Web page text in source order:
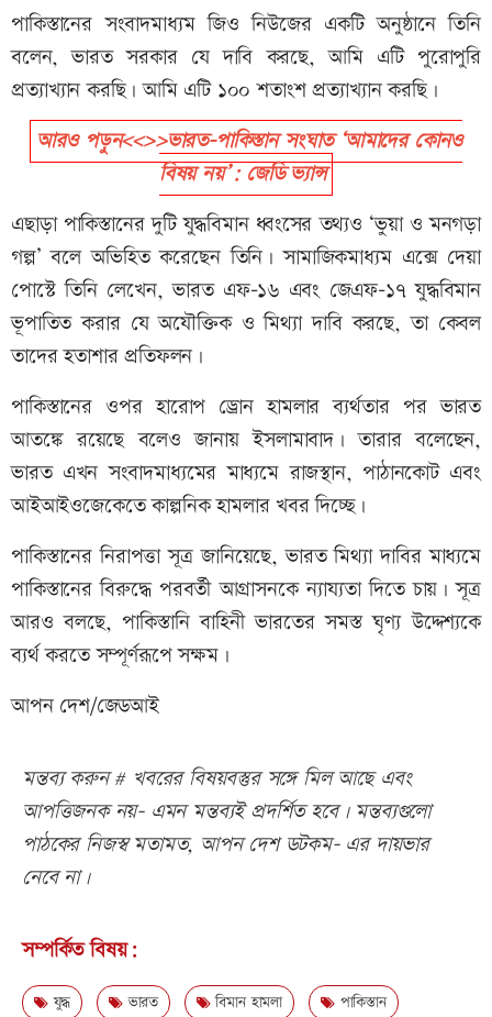
পাকিস্তানের সংবাদমাধ্যম জিও নিউজের একটি অনুষ্ঠানে তিনি
বলেন, ভারত সরকার যে দাবি করছে, আমি এটি পুরোপুরি
প্রত্যাখ্যান করছি। আমি এটি ১০০ শতাংশ প্রত্যাখ্যান করছি।
আরও পড়ুন<<>>ভারত-পাকিস্তান সংঘাত ‘আমাদের কোনও
বিষয় নয়’: জেডি ভ্যান্স
এছাড়া পাকিস্তানের দুটি যুদ্ধবিমান ধ্বংসের তথ্যও ‘ভুয়া ও মনগড়া
গল্প’ বলে অভিহিত করেছেন তিনি। সামাজিকমাধ্যম এক্সে দেয়া
পোস্টে তিনি লেখেন, ভারত এফ-১৬ এবং জেএফ-১৭ যুদ্ধবিমান
ভূপাতিত করার যে অযৌক্তিক ও মিথ্যা দাবি করছে, তা কেবল
তাদের হতাশার প্রতিফলন।
পাকিস্তানের ওপর হারোপ ড্রোন হামলার ব্যর্থতার পর ভারত
আতঙ্কে রয়েছে বলেও জানায় ইসলামাবাদ। তারার বলেছেন,
ভারত এখন সংবাদমাধ্যমের মাধ্যমে রাজস্থান, পাঠানকোট এবং
আইআইওজেকেতে কাল্পনিক হামলার খবর দিচ্ছে।
পাকিস্তানের নিরাপত্তা সূত্র জানিয়েছে, ভারত মিথ্যা দাবির মাধ্যমে
পাকিস্তানের বিরুদ্ধে পরবর্তী আগ্রাসনকে ন্যায্যতা দিতে চায়। সূত্র
আরও বলছে, পাকিস্তানি বাহিনী ভারতের সমস্ত ঘৃণ্য উদ্দেশ্যকে
ব্যর্থ করতে সম্পূর্ণরূপে সক্ষম।
আপন দেশ/জেডআই
মন্তব্য করুন # খবরের বিষয়বস্তুর সঙ্গে মিল আছে এবং
আপত্তিজনক নয়- এমন মন্তব্যই প্রদর্শিত হবে। মন্তব্যগুলো
পাঠকের নিজস্ব মতামত, আপন দেশ ডটকম- এর দায়ভার
নেবে না।
সম্পর্কিত বিষয়:
যুদ্ধ ভারত বিমান হামলা পাকিস্তান